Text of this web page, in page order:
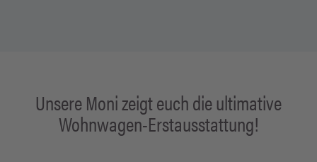
Unsere Moni zeigt euch die ultimative
Wohnwagen-Erstausstattung!